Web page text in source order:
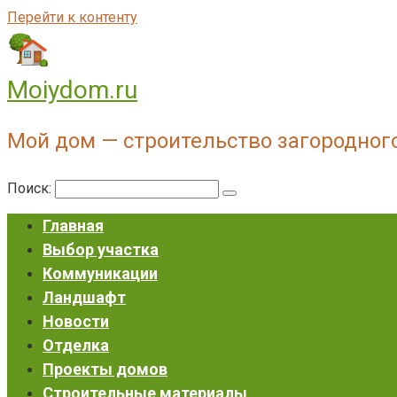
Перейти к контенту
Moiydom.ru
Мой дом — строительство
Поиск:
Главная
Выбор участка
Коммуникации
Ландшафт
Новости
Отделка
Проекты домов
Строительные материалы